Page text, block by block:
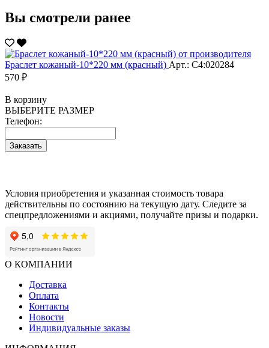
Вы смотрели ранее
Браслет кожаный-10*220 мм (красный) Арт.: С4:020284
570 ₽
В корзину
ВЫБЕРИТЕ РАЗМЕР
Телефон:
Заказать
Условия приобретения и указанная стоимость товара
действительны по состоянию на текущую дату. Следите за
спецпредложениями и акциями, получайте призы и подарки.
О КОМПАНИИ
Доставка
Оплата
Контакты
Новости
Индивидуальные заказы